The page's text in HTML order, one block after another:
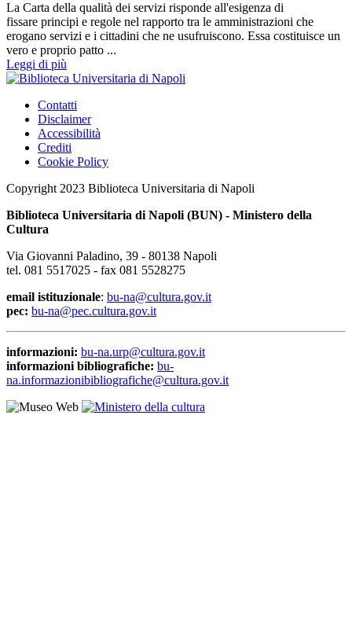
La Carta della qualità dei servizi risponde all'esigenza di
fissare principi e regole nel rapporto tra le amministrazioni che
erogano servizi e i cittadini che ne usufruiscono. Essa costituisce un
vero e proprio patto ...
Leggi di più
Contatti
Disclaimer
Accessibilità
Crediti
Cookie Policy
Copyright 2023 Biblioteca Universitaria di Napoli
Biblioteca Universitaria di Napoli (BUN) - Ministero della
Cultura
Via Giovanni Paladino, 39 - 80138 Napoli
tel. 081 5517025 - fax 081 5528275
email istituzionale: bu-na@cultura.gov.it
pec: bu-na@pec.cultura.gov.it
informazioni: bu-na.urp@cultura.gov.it
informazioni bibliografiche: bu-
na.informazionibibliografiche@cultura.gov.it